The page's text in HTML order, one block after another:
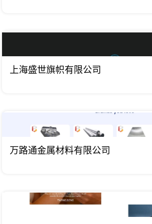
上海盛世旗帜有限公司
万路通金属材料有限公司